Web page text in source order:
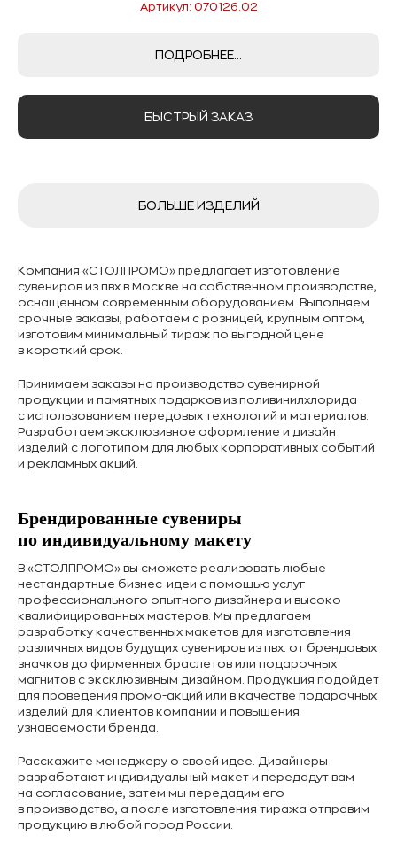
Артикул: 070126.02
ПОДРОБНЕЕ...
БЫСТРЫЙ ЗАКАЗ
БОЛЬШЕ ИЗДЕЛИЙ
Компания «СТОЛПРОМО» предлагает изготовление
сувениров из пвх в Москве на собственном производстве,
оснащенном современным оборудованием. Выполняем
срочные заказы, работаем с розницей, крупным оптом,
изготовим минимальный тираж по выгодной цене
в короткий срок.
Принимаем заказы на производство сувенирной
продукции и памятных подарков из поливинилхлорида
с использованием передовых технологий и материалов.
Разработаем эксклюзивное оформление и дизайн
изделий с логотипом для любых корпоративных событий
и рекламных акций.
Брендированные сувениры
по индивидуальному макету
В «СТОЛПРОМО» вы сможете реализовать любые
нестандартные бизнес-идеи с помощью услуг
профессионального опытного дизайнера и высоко
квалифицированных мастеров. Мы предлагаем
разработку качественных макетов для изготовления
различных видов будущих сувениров из пвх: от брендовых
значков до фирменных браслетов или подарочных
магнитов с эксклюзивным дизайном. Продукция подойдет
для проведения промо-акций или в качестве подарочных
изделий для клиентов компании и повышения
узнаваемости бренда.
Расскажите менеджеру о своей идее. Дизайнеры
разработают индивидуальный макет и передадут вам
на согласование, затем мы передадим его
в производство, а после изготовления тиража отправим
продукцию в любой город России.